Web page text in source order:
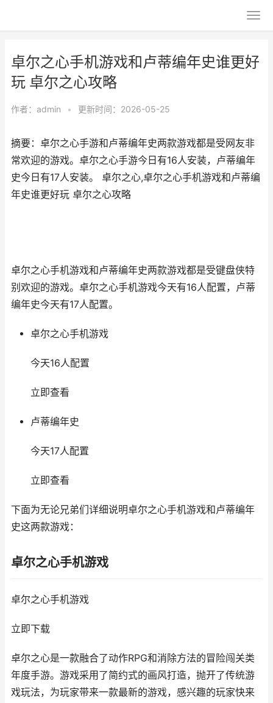
卓尔之心手机游戏和卢蒂编年史谁更好
玩 卓尔之心攻略
作者： admin • 更新时间：2026-05-25
摘要：卓尔之心手游和卢蒂编年史两款游戏都是受网友非
常欢迎的游戏。卓尔之心手游今日有16人安装，卢蒂编年
史今日有17人安装。 卓尔之心,卓尔之心手机游戏和卢蒂编
年史谁更好玩 卓尔之心攻略
卓尔之心手机游戏和卢蒂编年史两款游戏都是受键盘侠特
别欢迎的游戏。卓尔之心手机游戏今天有16人配置，卢蒂
编年史今天有17人配置。
卓尔之心手机游戏
今天16人配置
立即查看
卢蒂编年史
今天17人配置
立即查看
下面为无论兄弟们详细说明卓尔之心手机游戏和卢蒂编年
史这两款游戏：
卓尔之心手机游戏
卓尔之心手机游戏
立即下载
卓尔之心是一款融合了动作RPG和消除方法的冒险闯关类
年度手游。游戏采用了简约式的画风打造，抛开了传统游
戏玩法，为玩家带来一款最新的游戏，感兴趣的玩家快来